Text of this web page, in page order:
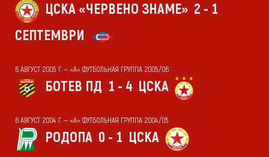
ЦСКА «ЧЕРВЕНО ЗНАМЕ» 2 - 1
СЕПТЕМВРИ
6 АВГУСТ 2005 Г. — «А» ФУТБОЛЬНАЯ ГРУППА 2005/06
БОТЕВ ПД 1 - 4 ЦСКА
6 АВГУСТ 2004 Г. — «А» ФУТБОЛЬНАЯ ГРУППА 2004/05
РОДОПА 0 - 1 ЦСКА